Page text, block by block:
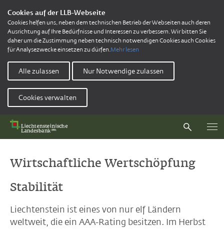
Cookies auf der LLB-Webseite
Cookies helfen uns, neben dem technischen Betrieb der Webseiten auch deren
Ausrichtung auf Ihre Bedürfnisse und Interessen zu verbessern. Wir bitten Sie
daher um die Zustimmung neben technisch notwendigen Cookies auch Cookies
für Analysezwecke einsetzen zu dürfen.Mehr lesen
Alle zulassen Nur Notwendige zulassen
Cookies verwalten
Wirtschaftliche Wertschöpfung
Stabilität
Liechtenstein ist eines von nur elf Ländern
weltweit, die ein AAA-Rating besitzen. Im Herbst